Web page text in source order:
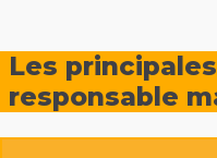
Les
responsable